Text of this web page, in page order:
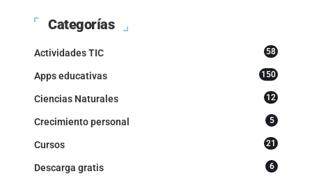
Categorías
Actividades TIC 58
Apps educativas 150
Ciencias Naturales 12
Crecimiento personal 5
Cursos 21
Descarga gratis 6